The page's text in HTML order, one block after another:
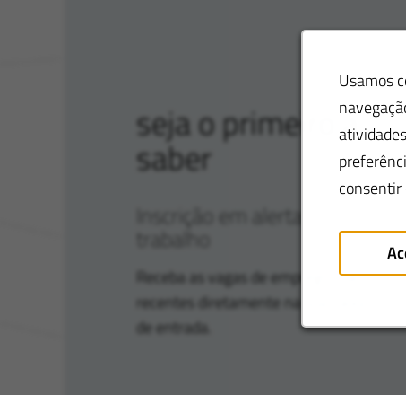
Usamos
consentir
seja o primeiro a
saber
Receba as vagas de emprego mais
recentes diretamente na sua caixa
de entrada.